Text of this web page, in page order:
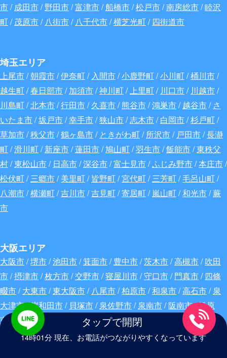
市/成田市/野田市/富津市/船橋市/松戸市/南房総市/睦沢
町/茂原市/ 八街市/ 八千代市/横芝光町/ 四街道市
埼玉エリア
上尾市/朝霞市/伊奈町/ 入間市/小鹿野町/小川町/桶川市/
越生町/春日部市/加須市/神川町/ 上里町/ 川口市/ 川越市/
川島町/北本市/行田市/久喜市/熊谷市/鴻巣市/越谷市/ さ
いたま市/坂戸市/幸手市/狭山市/志木市/白岡市/杉戸町/
草加市/秩父市/鶴ヶ島市/ ときがわ町/ 所沢市/ 戸田市/長瀞
町/滑川町/新座市/蓮田市/鳩山町/羽生市/飯能市/東秩父
村/東松山市/ 日高市/深谷市/富士見市/ふじみ野市/本庄市/
松伏町/三郷市/美里町/皆野町/宮代町/三芳町/毛呂山町/
八潮市/横瀬町/吉川市/吉見町/寄居町/ 嵐山町/和光市/蕨
市
大阪エリア
大阪市/堺市/池田市/箕面市/豊中市/茨木市/高槻市/吹田
市/摂津市/枚方市/交野市/寝屋川市/守口市/門真市/ 四條
畷市/大東市/東大阪市/ 八尾市/柏原市/和泉市/高石市/泉
大津市/岸和田市/ 貝塚市/泉佐野市/泉南市/阪南市/松原
市 / 羽曳野市 藤井寺市/富田林市/大阪狭山市 河内長野市
タップで開閉
14時01分 現在、お電話がつながりやすくなっています